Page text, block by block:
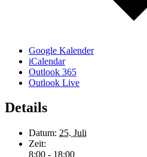
Google Kalender
iCalendar
Outlook 365
Outlook Live
Details
Datum: 25. Juli
Zeit:
8:00 - 18:00